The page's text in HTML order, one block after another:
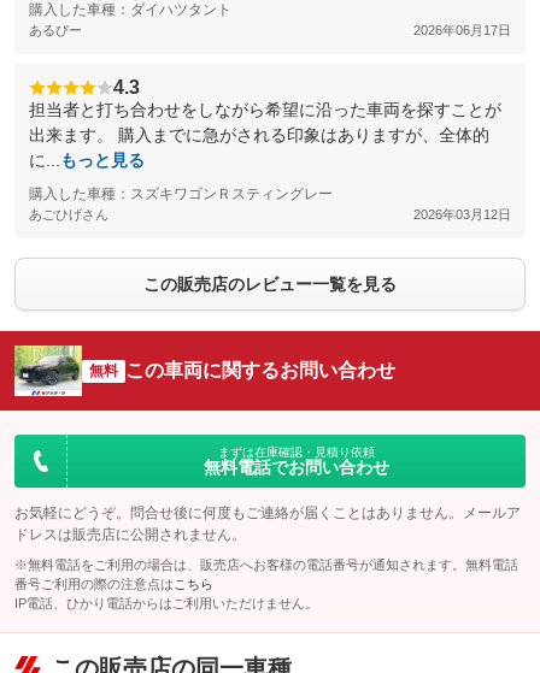
購入した車種：ダイハツタント
あるぴー 2026年06月17日
4.3
担当者と打ち合わせをしながら希望に沿った車両を探すことが
出来ます。 購入までに急がされる印象はありますが、全体的
に...
もっと見る
購入した車種：スズキワゴンＲスティングレー
あごひげさん 2026年03月12日
この販売店のレビュー一覧を見る
無料 この車両に関するお問い合わせ
まずは在庫確認・見積り依頼
無料電話でお問い合わせ
お気軽にどうぞ。問合せ後に何度もご連絡が届くことはありません。メールア
ドレスは販売店に公開されません。
※無料電話をご利用の場合は、販売店へお客様の電話番号が通知されます。無料電話
番号ご利用の際の注意点は こちら
IP電話、ひかり電話からはご利用いただけません。